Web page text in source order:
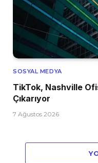
SOSYAL MEDYA
TikTok, Nashville
Çıkarıyor
7 Ağustos 2026